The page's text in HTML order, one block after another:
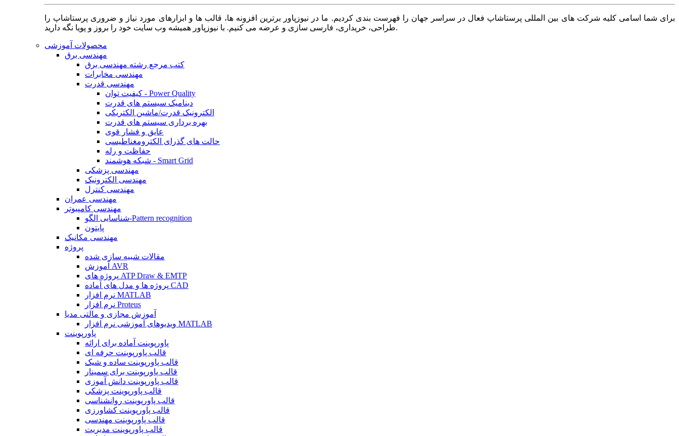
برای شما اسامی کلیه شرکت های بین المللی پرستاشاپ فعال در سراسر جهان را فهرست بندی کردیم. ما در نیوزپاور برترین افزونه ها، قالب ها و ابزارهای مورد نیاز و ضروری پرستاشاپ را
طراحی، خریداری، فارسی سازی و عرضه می کنیم. با نیوزپاور همیشه وب سایت خود را بروز و پویا نگه دارید.
محصولات آموزشی
مهندسی برق
کتب مرجع رشته مهندسی برق
مهندسی مخابرات
مهندسی قدرت
کیفیت توان - Power Quality
دینامیک سیستم های قدرت
الکترونیک قدرت/ماشین الکتریکی
بهره برداری سیستم های قدرت
عایق و فشار قوی
حالت های گذرای الکترومغناطیسی
حفاظت و رله
شبکه هوشمند - Smart Grid
مهندسی پزشکی
مهندسی الکترونیک
مهندسی کنترل
مهندسی عمران
مهندسی کامپیوتر
شناسایی الگو-Pattern recognition
پایتون
مهندسی مکانیک
پروژه
مقالات شبیه سازی شده
آموزش AVR
پروژه های ATP Draw & EMTP
پروژه ها و مدل های آماده CAD
نرم افزار MATLAB
نرم افزار Proteus
آموزش مجازی و مالتی مدیا
ویدیوهای آموزشی نرم افزار MATLAB
پاورپوینت
پاورپوینت آماده برای ارائه
قالب پاورپوینت حرفه ای
قالب پاورپوینت ساده و شیک
قالب پاورپوینت برای سمینار
قالب پاورپوینت دانش آموزی
قالب پاورپوینت پزشکی
قالب پاورپوینت روانشناسی
قالب پاورپوینت کشاورزی
قالب پاورپوینت مهندسی
قالب پاورپوینت مدیریت